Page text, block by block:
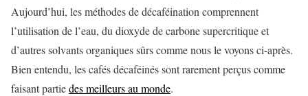
Aujourd’hui, les méthodes de décaféination comprennent
l’utilisation de l’eau, du dioxyde de carbone supercritique et
d’autres solvants organiques sûrs comme nous le voyons ci-après.
Bien entendu, les cafés décaféinés sont rarement perçus comme
faisant partiedes meilleurs au monde.